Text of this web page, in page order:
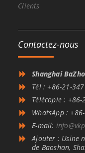
Clients
Contactez-nous
Shanghai
Tél : +86-21-
Télécopie :
WhatsApp :
E-mail:
Ajouter : Usine
de Baoshan,